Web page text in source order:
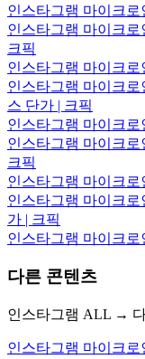
인스타그램 마이크
인스타그램 마이크
크픽
인스타그램 마이크
인스타그램 마이크
스 단가 | 크픽
인스타그램 마이크
인스타그램 마이크
크픽
인스타그램 마이크
인스타그램 마이크
가 | 크픽
인스타그램 마이크
다른 콘텐츠
인스타그램 ALL →
인스타그램 마이크